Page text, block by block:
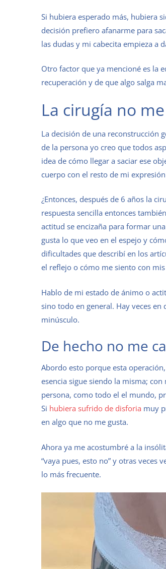
Si hubiera esperado más, hubiera
decisión prefiero afanarme para
las dudas y mi cabecita empieza a
Otro factor que ya mencioné es la
recuperación y de que algo salga
La cirugía no
La decisión de una reconstrucción
de la persona yo creo que todos
idea de cómo llegar a saciar ese
cuerpo con el resto de mi
¿Entonces, después de 6 años la
respuesta sencilla entonces
actitud se encizaña para formar
gusta lo que veo en el espejo y
dificultades que describí en los
el reflejo o cómo me siento con
Hablo de mi estado de ánimo o
sino todo en general. Hay veces
minúsculo.
De hecho no me
Abordo esto porque esta
esencia sigue siendo la misma;
persona, como todo el el mundo,
Si hubiera sufrido de disforia muy
en algo que no me gusta.
Ahora ya me acostumbré a la
“vaya pues, esto no” y otras veces
lo más frecuente.